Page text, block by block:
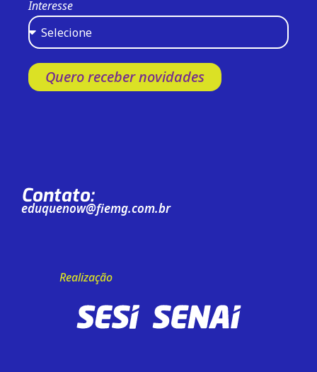
Interesse
Quero receber novidades
Contato:
eduquenow@fiemg.com.br
Realização